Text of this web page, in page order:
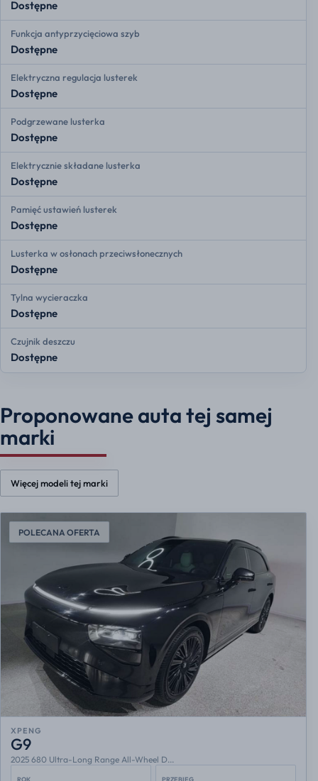
Dostępne
Funkcja antyprzycięciowa szyb
Dostępne
Elektryczna regulacja lusterek
Dostępne
Podgrzewane lusterka
Dostępne
Elektrycznie składane lusterka
Dostępne
Pamięć ustawień lusterek
Dostępne
Lusterka w osłonach przeciwsłonecznych
Dostępne
Tylna wycieraczka
Dostępne
Czujnik deszczu
Dostępne
Proponowane auta tej samej
marki
Więcej modeli tej marki
POLECANA OFERTA
XPENG
G9
2025 680 Ultra-Long Range All-Wheel D...
ROK PRZEBIEG